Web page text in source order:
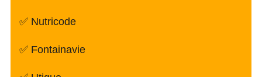
✅ Nutricode
✅ Fontainavie